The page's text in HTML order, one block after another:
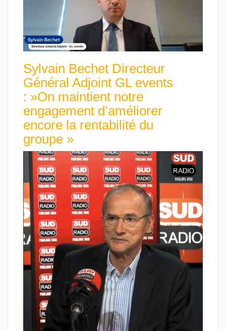
Sylvain Bechet Directeur
Général Adjoint GL events
: »On maintient notre
engagement d’améliorer
encore la rentabilité du
groupe »